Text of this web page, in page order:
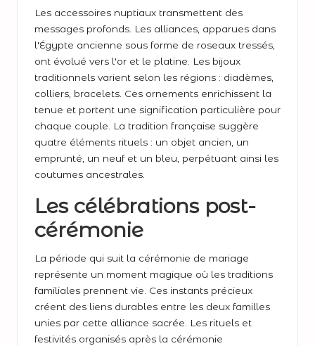
Les accessoires nuptiaux transmettent des
messages profonds. Les alliances, apparues dans
l'Égypte ancienne sous forme de roseaux tressés,
ont évolué vers l'or et le platine. Les bijoux
traditionnels varient selon les régions : diadèmes,
colliers, bracelets. Ces ornements enrichissent la
tenue et portent une signification particulière pour
chaque couple. La tradition française suggère
quatre éléments rituels : un objet ancien, un
emprunté, un neuf et un bleu, perpétuant ainsi les
coutumes ancestrales.
Les célébrations post-
cérémonie
La période qui suit la cérémonie de mariage
représente un moment magique où les traditions
familiales prennent vie. Ces instants précieux
créent des liens durables entre les deux familles
unies par cette alliance sacrée. Les rituels et
festivités organisés après la cérémonie